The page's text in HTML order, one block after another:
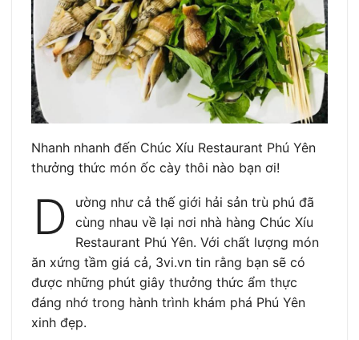
Nhanh nhanh đến Chúc Xíu Restaurant Phú Yên
thưởng thức món ốc cày thôi nào bạn ơi!
D
ường như cả thế giới hải sản trù phú đã
cùng nhau về lại nơi nhà hàng Chúc Xíu
Restaurant Phú Yên. Với chất lượng món
ăn xứng tầm giá cả, 3vi.vn tin rằng bạn sẽ có
được những phút giây thưởng thức ẩm thực
đáng nhớ trong hành trình khám phá Phú Yên
xinh đẹp.